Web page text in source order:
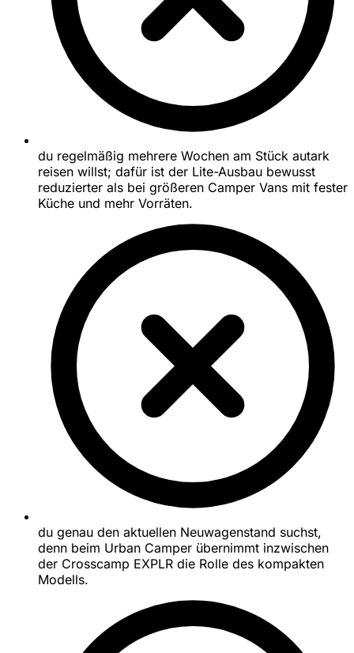
du regelmäßig mehrere Wochen am Stück autark
reisen willst; dafür ist der Lite-Ausbau bewusst
reduzierter als bei größeren Camper Vans mit fester
Küche und mehr Vorräten.
du genau den aktuellen Neuwagenstand suchst,
denn beim Urban Camper übernimmt inzwischen
der Crosscamp EXPLR die Rolle des kompakten
Modells.